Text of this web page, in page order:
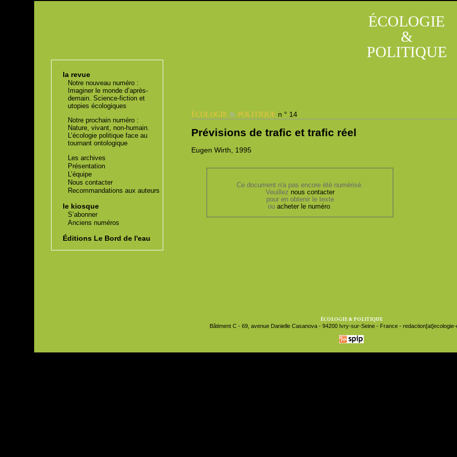
ÉCOLOGIE
&
POLITIQUE
la revue
Notre nouveau numéro :
Imaginer le monde d’après-
demain. Science-fiction et
utopies écologiques
Notre prochain numéro :
Nature, vivant, non-humain.
L’écologie politique face au
tournant ontologique
Les archives
Présentation
L’équipe
Nous contacter
Recommandations aux auteurs
le kiosque
S’abonner
Anciens numéros
Éditions Le Bord de l'eau
ÉCOLOGIE& POLITIQUE n ° 14
Prévisions de trafic et trafic réel
Eugen Wirth, 1995
Ce document n'a pas encore été numérisé.
Veuillez nous contacter
pour en obtenir le texte
ouacheter le numéro.
ÉCOLOGIE & POLITIQUE
Bâtiment C - 69, avenue Danielle Casanova - 94200 Ivry-sur-Seine - France - redaction[at]ecologie-